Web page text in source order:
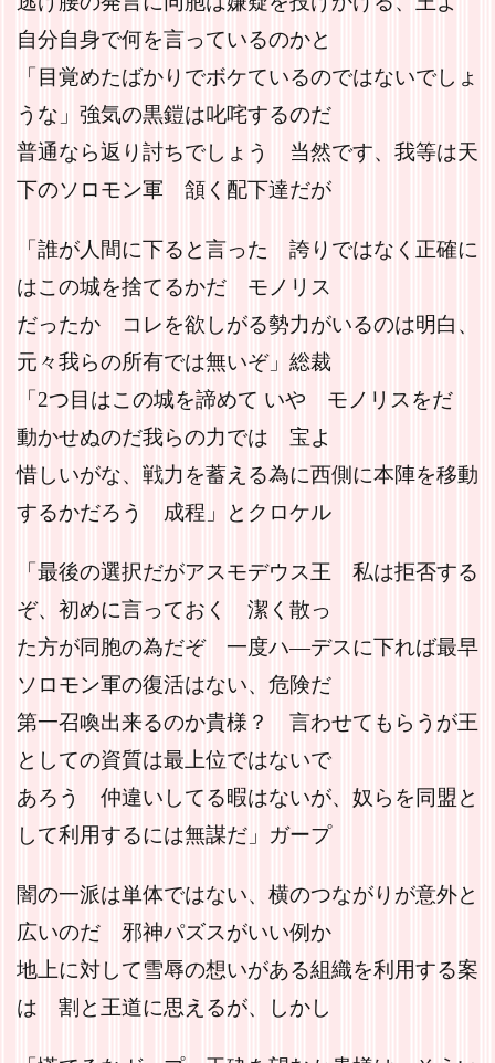
自分自身で何を言っているのかと
「目覚めたばかりでボケているのではないでしょ
うな」強気の黒鎧は叱咤するのだ
普通なら返り討ちでしょう 当然です、我等は天
下のソロモン軍 頷く配下達だが
「誰が人間に下ると言った 誇りではなく正確に
はこの城を捨てるかだ モノリス
だったか コレを欲しがる勢力がいるのは明白、
元々我らの所有では無いぞ」総裁
「2つ目はこの城を諦めて いや モノリスをだ
動かせぬのだ我らの力では 宝よ
惜しいがな、戦力を蓄える為に西側に本陣を移動
するかだろう 成程」とクロケル
「最後の選択だがアスモデウス王 私は拒否する
ぞ、初めに言っておく 潔く散っ
た方が同胞の為だぞ 一度ハ―デスに下れば最早
ソロモン軍の復活はない、危険だ
第一召喚出来るのか貴様？ 言わせてもらうが王
としての資質は最上位ではないで
あろう 仲違いしてる暇はないが、奴らを同盟と
して利用するには無謀だ」ガープ
闇の一派は単体ではない、横のつながりが意外と
広いのだ 邪神パズスがいい例か
地上に対して雪辱の想いがある組織を利用する案
は 割と王道に思えるが、しかし